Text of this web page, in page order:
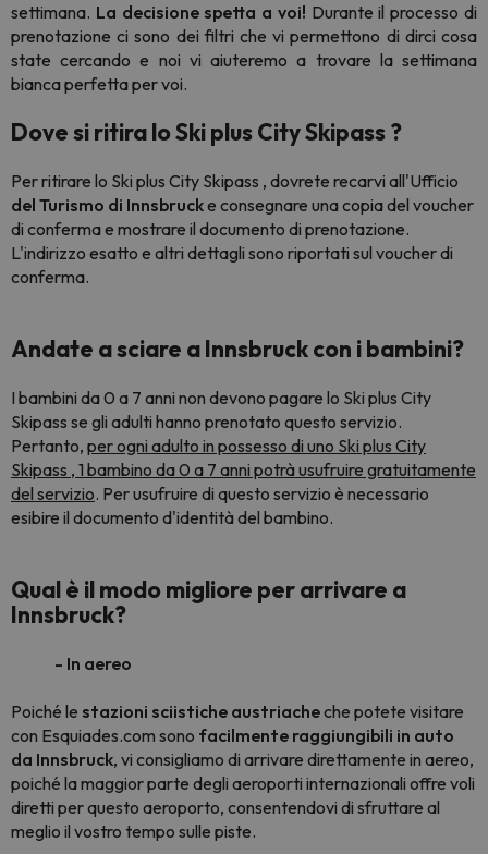
settimana. La decisione spetta a voi! Durante il processo di
prenotazione ci sono dei filtri che vi permettono di dirci cosa
state cercando e noi vi aiuteremo a trovare la settimana
bianca perfetta per voi.
Dove si ritira lo Ski plus City Skipass ?
Per ritirare lo Ski plus City Skipass , dovrete recarvi all'Ufficio
del Turismo di Innsbrucke consegnare una copia del voucher
di conferma e mostrare il documento di prenotazione.
L'indirizzo esatto e altri dettagli sono riportati sul voucher di
conferma.
Andate a sciare a Innsbruck con i bambini?
I bambini da 0 a 7 anni non devono pagare lo Ski plus City
Skipass se gli adulti hanno prenotato questo servizio.
Pertanto, per ogni adulto in possesso di uno Ski plus City
Skipass , 1 bambino da 0 a 7 anni potrà usufruire gratuitamente
del servizio. Per usufruire di questo servizio è necessario
esibire il documento d'identità del bambino.
Qual è il modo migliore per arrivare a
Innsbruck?
- In aereo
Poiché le stazioni sciistiche austriacheche potete visitare
con Esquiades.com sono facilmente raggiungibili in auto
da Innsbruck, vi consigliamo di arrivare direttamente in aereo,
poiché la maggior parte degli aeroporti internazionali offre voli
diretti per questo aeroporto, consentendovi di sfruttare al
meglio il vostro tempo sulle piste.